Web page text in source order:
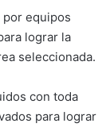
por equipos
lograr la
seleccionada.
con toda
para lograr